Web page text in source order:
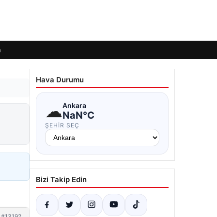
Hava Durumu
☁Ankara
NaN°C
ŞEHIR SEÇ
Bizi Takip Edin